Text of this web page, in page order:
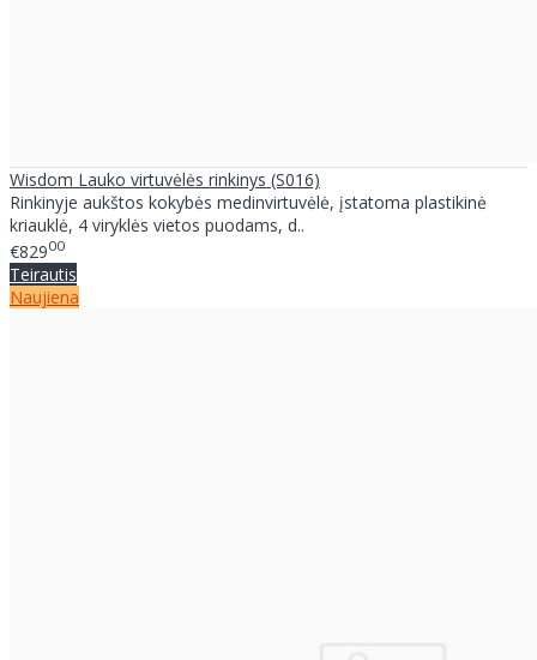
Wisdom Lauko virtuvėlės rinkinys (S016)
Rinkinyje aukštos kokybės medinvirtuvėlė, įstatoma plastikinė
kriauklė, 4 viryklės vietos puodams, d..
€82900
Teirautis
Naujiena